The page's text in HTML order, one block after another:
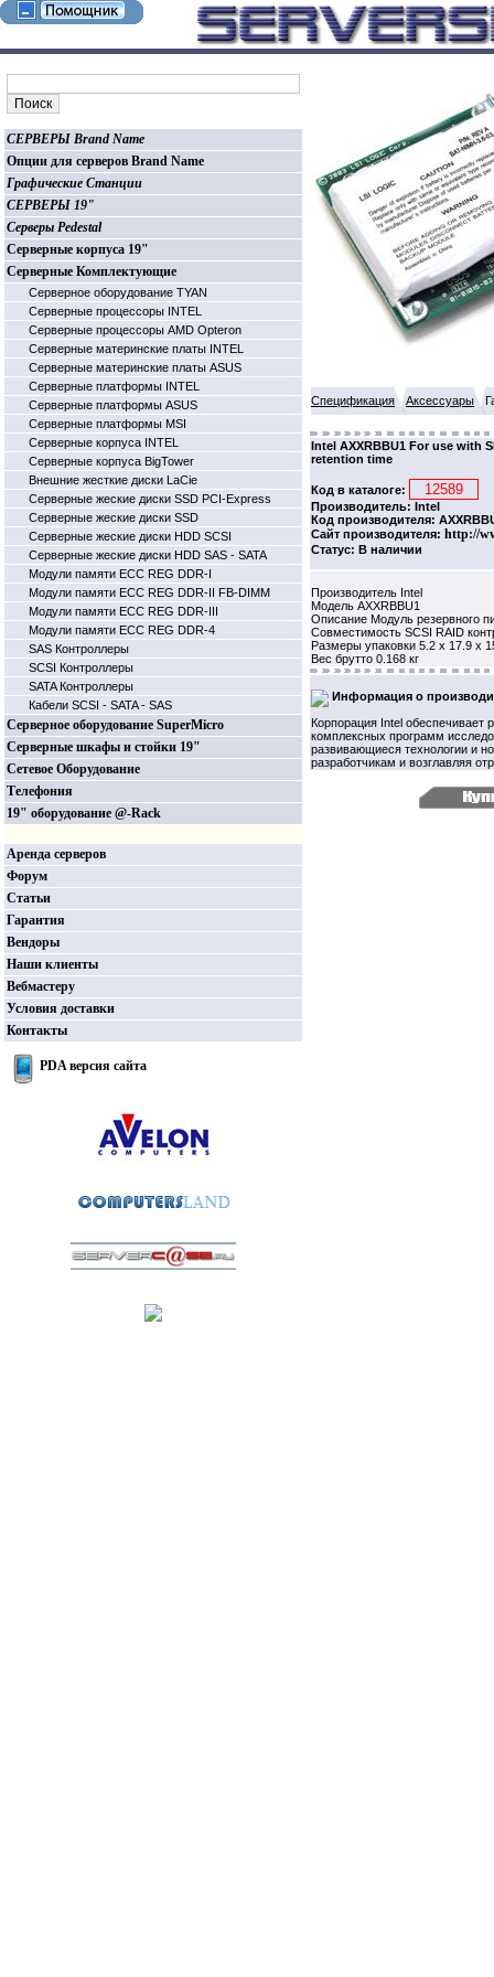
СЕРВЕРЫ Brand Name
Опции для серверов Brand Name
Графические Станции
СЕРВЕРЫ 19"
Серверы Pedestal
Серверные корпуса 19"
Серверные Комплектующие
Серверное оборудование TYAN
Серверные процессоры INTEL
Серверные процессоры AMD Opteron
Серверные материнские платы INTEL
Серверные материнские платы ASUS
Серверные платформы INTEL
Серверные платформы ASUS
Серверные платформы MSI
Серверные корпуса INTEL
Серверные корпуса BigTower
Внешние жесткие диски LaCie
Серверные жеские диски SSD PCI-Express
Серверные жеские диски SSD
Серверные жеские диски HDD SCSI
Серверные жеские диски HDD SAS - SATA
Модули памяти ECC REG DDR-I
Модули памяти ECC REG DDR-II FB-DIMM
Модули памяти ECC REG DDR-III
Модули памяти ECC REG DDR-4
SAS Контроллеры
SCSI Контроллеры
SATA Контроллеры
Кабели SCSI - SATA - SAS
Серверное оборудование SuperMicro
Серверные шкафы и стойки 19"
Сетевое Оборудование
Телефония
19" оборудование @-Rack
Аренда серверов
Форум
Статьи
Гарантия
Вендоры
Наши клиенты
Вебмастеру
Условия доставки
Контакты
PDA версия сайта
Спецификация Аксессуары
Intel AXXRBBU1 For use with
retention time
Код в каталоге:
Производитель: Intel
Код производителя:
Сайт производителя: http://
Статус: В наличии
Производитель Intel
Модель AXXRBBU1
Описание Модуль резервного
Совместимость SCSI RAID
Размеры упаковки 5.2 х 17.9 х
Вес брутто 0.168 кг
Информация о
Корпорация Intel обеспечивает
комплексных программ
развивающиеся технологии и
разработчикам и возглавляя